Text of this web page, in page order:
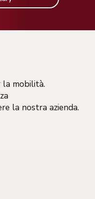
mobilità.
la nostra azienda.